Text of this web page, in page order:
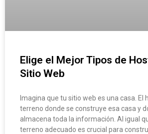
Elige el Mejor Tipos de
Sitio Web
Imagina que tu sitio web es una casa. El
terreno donde se construye esa casa y
almacena toda la información. Al igual
terreno adecuado es crucial para